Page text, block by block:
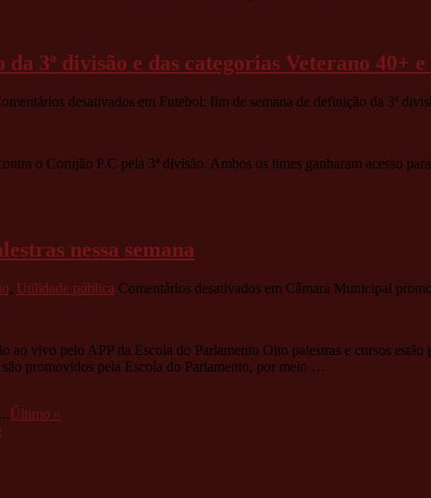
3ª divisão e das categorias Veterano 40+
desativados em Futebol: fim de semana de definição da 3ª
o Corujão F.C pela 3ª divisão. Ambos os times ganharam acesso
nessa semana
, Utilidade pública Comentários desativados em Câmara Municipal
ao vivo pelo APP da Escola do Parlamento Oito palestras e cursos
promovidos pela Escola do Parlamento, por meio …
...Último »